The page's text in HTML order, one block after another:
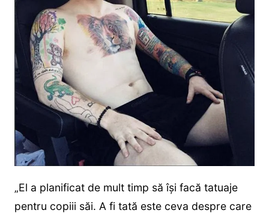
„El a planificat de mult timp să își facă tatuaje
pentru copiii săi. A fi tată este ceva despre care